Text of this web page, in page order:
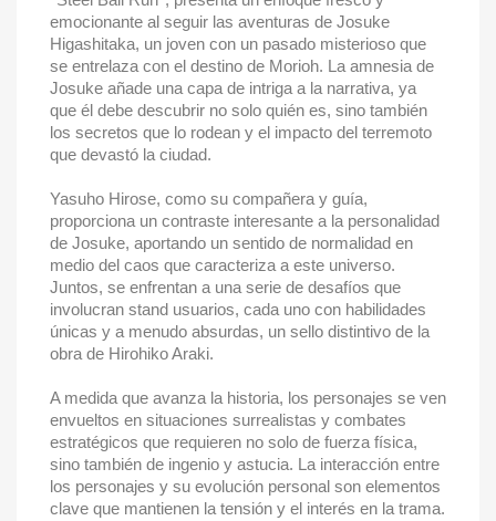
emocionante al seguir las aventuras de Josuke
Higashitaka, un joven con un pasado misterioso que
se entrelaza con el destino de Morioh. La amnesia de
Josuke añade una capa de intriga a la narrativa, ya
que él debe descubrir no solo quién es, sino también
los secretos que lo rodean y el impacto del terremoto
que devastó la ciudad.
Yasuho Hirose, como su compañera y guía,
proporciona un contraste interesante a la personalidad
de Josuke, aportando un sentido de normalidad en
medio del caos que caracteriza a este universo.
Juntos, se enfrentan a una serie de desafíos que
involucran stand usuarios, cada uno con habilidades
únicas y a menudo absurdas, un sello distintivo de la
obra de Hirohiko Araki.
A medida que avanza la historia, los personajes se ven
envueltos en situaciones surrealistas y combates
estratégicos que requieren no solo de fuerza física,
sino también de ingenio y astucia. La interacción entre
los personajes y su evolución personal son elementos
clave que mantienen la tensión y el interés en la trama.